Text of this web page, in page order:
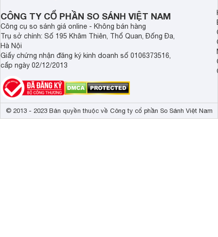
CÔNG TY CỔ PHẦN SO SÁNH VIỆT NAM
Công cụ so sánh giá online - Không bán hàng
Trụ sở chính: Số 195 Khâm Thiên, Thổ Quan, Đống Đa,
Hà Nội
Giấy chứng nhận đăng ký kinh doanh số 0106373516,
cấp ngày 02/12/2013
© 2013 - 2023 Bản quyền thuộc về Công ty cổ phần So Sánh Việt Nam